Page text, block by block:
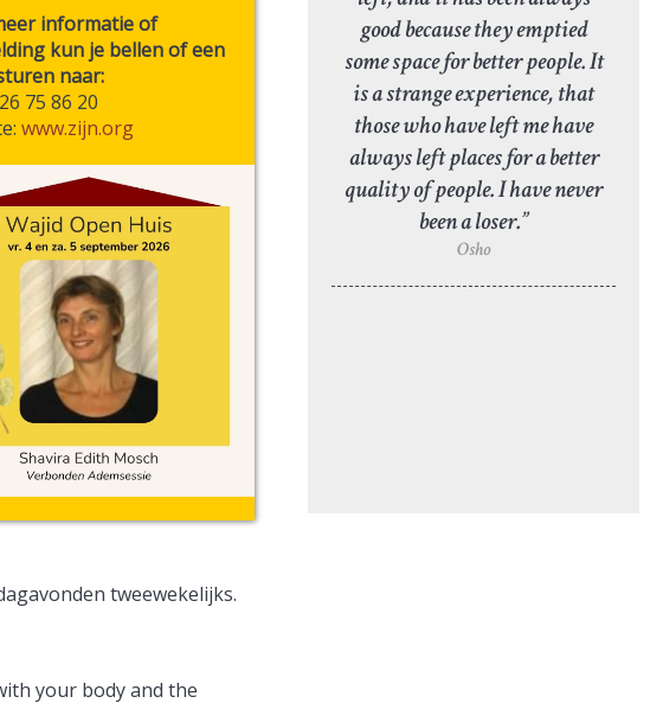
informatie of
kun je bellen of een
naar:
75 86 20
www.zijn.org
tweewekelijks.
your body and the
good because they emptied
some space for better people. It
is a strange experience, that
those who have left me have
always left places for a better
quality of people. I have never
been a loser.”
Osho